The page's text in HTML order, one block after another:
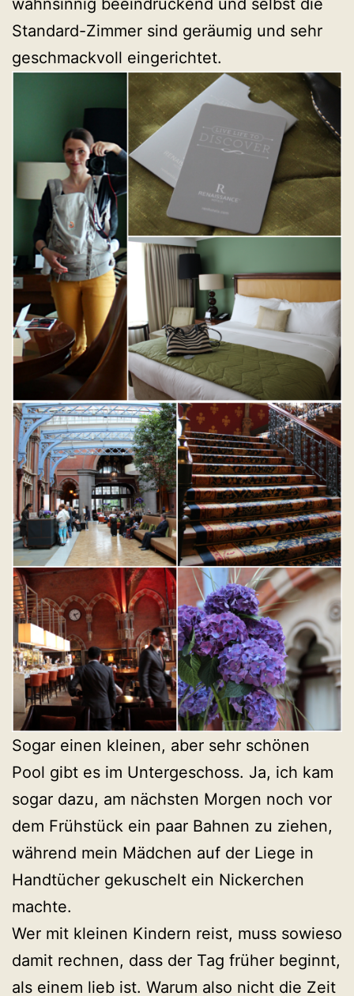
wahnsinnig beeindruckend und selbst die
Standard-Zimmer sind geräumig und sehr
geschmackvoll eingerichtet.
Sogar einen kleinen, aber sehr schönen
Pool gibt es im Untergeschoss. Ja, ich kam
sogar dazu, am nächsten Morgen noch vor
dem Frühstück ein paar Bahnen zu ziehen,
während mein Mädchen auf der Liege in
Handtücher gekuschelt ein Nickerchen
machte.
Wer mit kleinen Kindern reist, muss sowieso
damit rechnen, dass der Tag früher beginnt,
als einem lieb ist. Warum also nicht die Zeit